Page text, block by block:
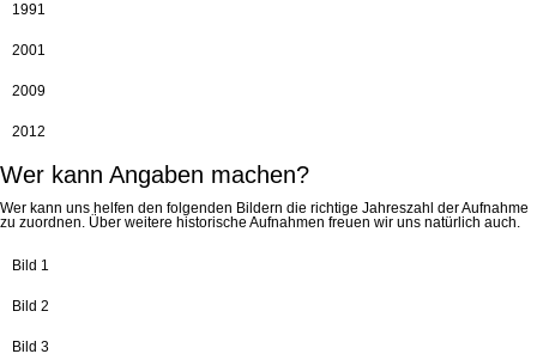
1991
2001
2009
2012
Wer kann Angaben machen?
Wer kann uns helfen den folgenden Bildern die richtige Jahreszahl der Aufnahme
zu zuordnen. Über weitere historische Aufnahmen freuen wir uns natürlich auch.
Bild 1
Bild 2
Bild 3